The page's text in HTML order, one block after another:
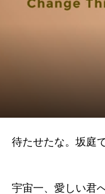
待たせたな。坂庭で
宇宙一、愛しい君へ